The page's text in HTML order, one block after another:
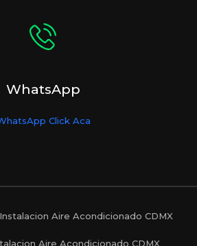
WhatsApp
Click Aca
Aire Acondicionado CDMX
Aire Acondicionado CDMX